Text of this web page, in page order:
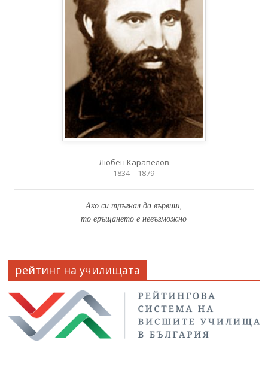
Любен Каравелов
1834 – 1879
Ако си тръгнал да вървиш,
то връщането е невъзможно
рейтинг на училищата